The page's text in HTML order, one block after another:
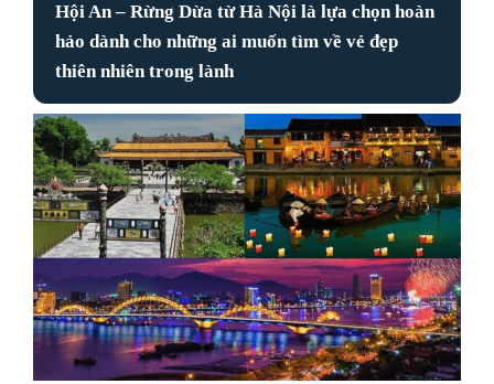
Hội An – Rừng Dừa từ Hà Nội là lựa chọn hoàn
hảo dành cho những ai muốn tìm về vẻ đẹp
thiên nhiên trong lành